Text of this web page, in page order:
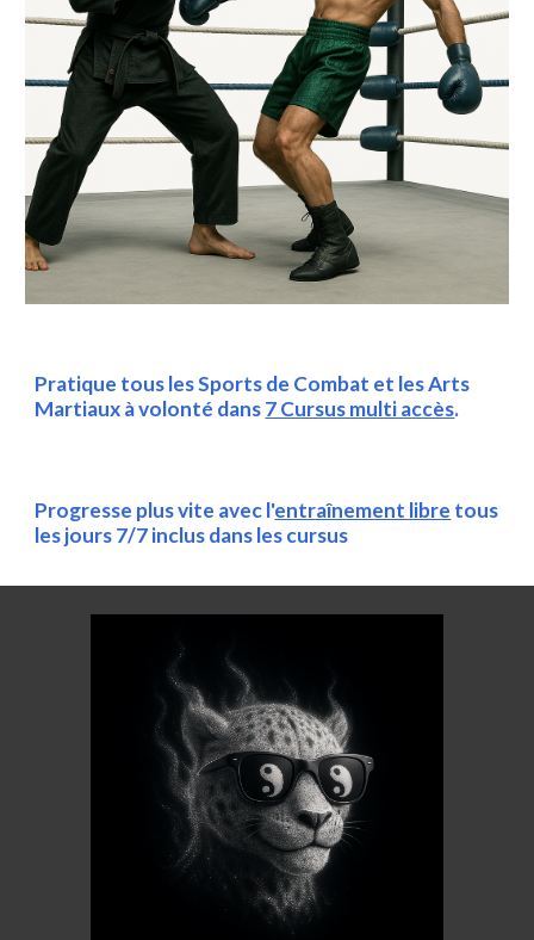
Pratique tous les Sports de Combat et les Arts
Martiaux à volonté dans7 Cursus multi accès.
Progresse plus vite avec l'entraînement libre tous
les jours 7/7 inclus dans les cursus